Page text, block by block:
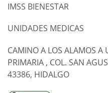
IMSS BIENESTAR
UNIDADES MEDICAS
CAMINO A LOS ALAMOS A
PRIMARIA , COL. SAN
43386, HIDALGO